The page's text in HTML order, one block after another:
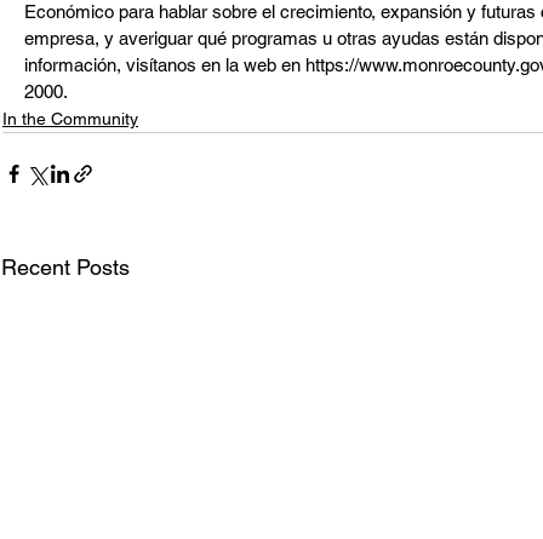
Económico para hablar sobre el crecimiento, expansión y
empresa, y averiguar qué programas u otras ayudas están
información, visítanos en la web en https://
2000.
In the Community
Recent Posts